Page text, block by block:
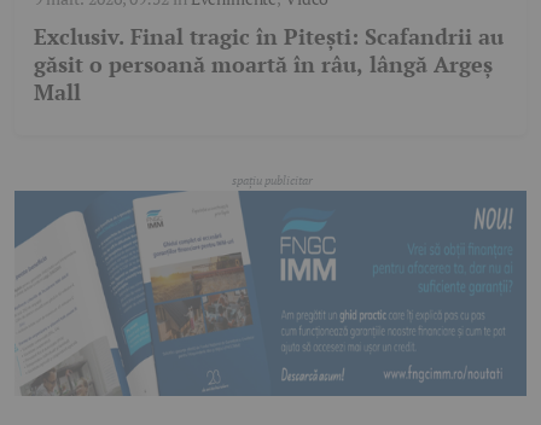
Exclusiv. Final tragic în Pitești: Scafandrii au
găsit o persoană moartă în râu, lângă Argeș
Mall